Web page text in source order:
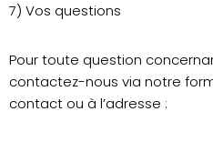
7) Vos questions
Pour toute question
contactez-nous via notre
contact ou à l’adresse :